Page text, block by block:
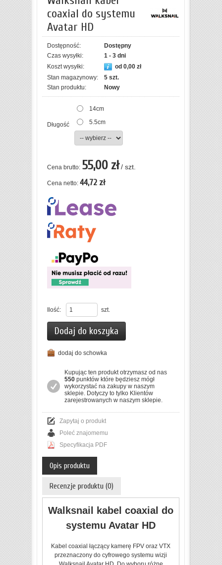
coaxial do systemu
Avatar HD
Dostępność:
Dostępny
Czas wysyłki:
1 - 3 dni
Koszt wysyłki:
od 0,00 zł
Stan magazynowy:
5 szt.
Stan produktu:
Nowy
Długość
14cm
5.5cm
Cena brutto: 55,00 zł/ szt.
Cena netto: 44,72 zł
Ilość: szt.
Dodaj do koszyka
dodaj do schowka
Kupując ten produkt otrzymasz od nas
550 punktów które będziesz mógł
wykorzystać na zakupy w naszym
sklepie. Dotyczy to tylko Klientów
zarejestrowanych w naszym sklepie.
Zapytaj o produkt
Poleć znajomemu
Specyfikacja PDF
Opis produktu
Recenzje produktu (0)
Walksnail kabel coaxial do
systemu Avatar HD
Kabel coaxial łączący kamerę FPV oraz VTX
przeznaczony do cyfrowego systemu wizji